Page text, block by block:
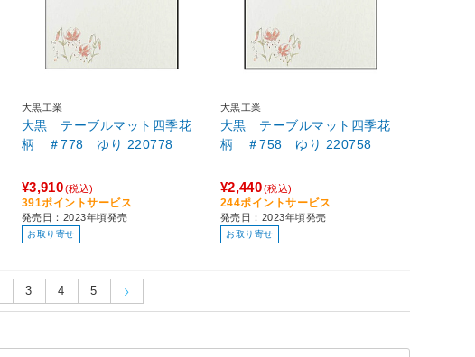
大黒工業
大黒 テーブルマット四季花
柄 ＃778 ゆり 220778
¥3,910(税込)
391ポイントサービス
発売日：2023年頃発売
お取り寄せ
大黒工業
大黒 テーブルマット四季花
柄 ＃758 ゆり 220758
¥2,440(税込)
244ポイントサービス
発売日：2023年頃発売
お取り寄せ
3 4 5